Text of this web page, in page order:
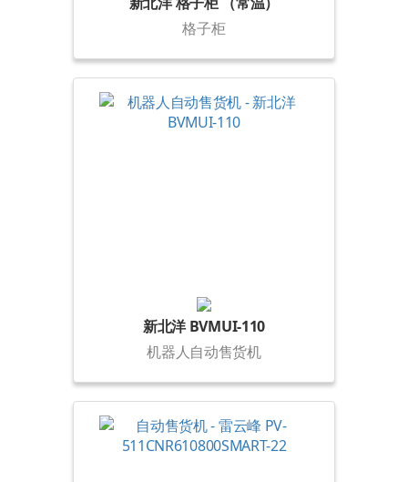
格子柜
新北洋 BVMUI-110
机器人自动售货机